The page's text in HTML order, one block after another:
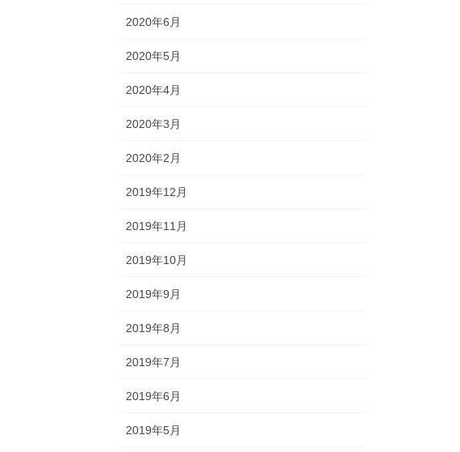
2020年6月
2020年5月
2020年4月
2020年3月
2020年2月
2019年12月
2019年11月
2019年10月
2019年9月
2019年8月
2019年7月
2019年6月
2019年5月